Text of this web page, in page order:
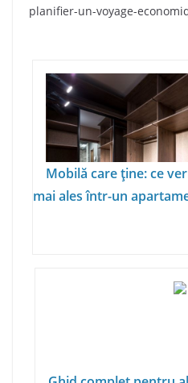
planifier-un-voyage-
Mobilă care ține: ce
mai ales într-un